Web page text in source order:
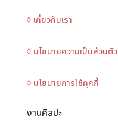
◊ เกี่ยวกับเรา
◊ นโยบายความเป็นส่วนตัว
◊ นโยบายการใช้คุกกี้
งานศิลปะ